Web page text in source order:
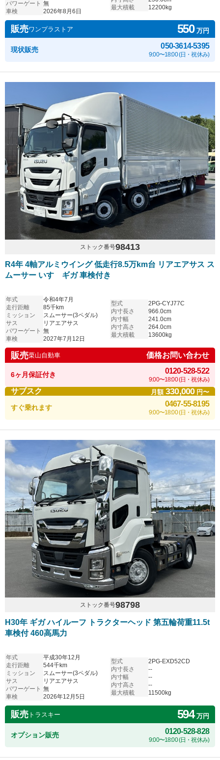
パワーゲート 無
車検
2026年8月6日
最大積載
12200kg
販売ワンプラストア 550万円
現状販売 050-3614-5395
9:00〜18:00 (日・祝休み)
ストック番号98413
R4年 4軸アルミウイング 低走行8.5万km台 リアエアサス ス
ムーサー いすゞギガ 車検付き
年式
令和4年7月
走行距離
85千km
ミッション
スムーサー(3ペダル)
サス
リアエアサス
パワーゲート 無
車検
2027年7月12日
型式
2PG-CYJ77C
内寸長さ
966.0cm
内寸幅
241.0cm
内寸高さ
264.0cm
最大積載
13600kg
販売栗山自動車 価格お問い合わせ
6ヶ月保証付き 0120-528-522
9:00〜18:00 (日・祝休み)
サブスク 月額330,000円〜
すぐ乗れます 0467-55-8195
9:00〜18:00 (日・祝休み)
ストック番号98798
H30年 ギガ ハイルーフ トラクターヘッド 第五輪荷重11.5t
車検付 460高馬力
年式
平成30年12月
走行距離
544千km
ミッション
スムーサー(3ペダル)
サス
リアエアサス
パワーゲート 無
車検
2026年12月5日
型式
2PG-EXD52CD
内寸長さ
--
内寸幅
--
内寸高さ
--
最大積載
11500kg
販売 トラスキー 594万円
オプション販売 0120-528-828
9:00〜18:00 (日・祝休み)